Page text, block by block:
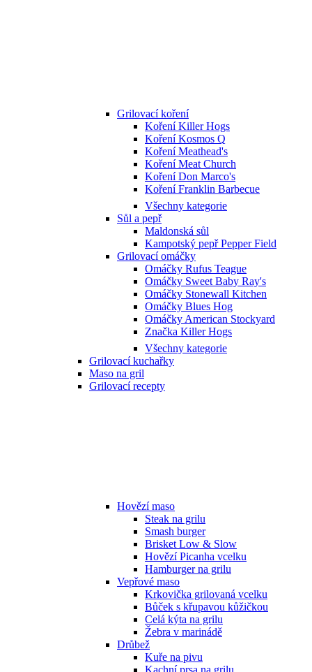
Grilovací koření
Koření Killer Hogs
Koření Kosmos Q
Koření Meathead's
Koření Meat Church
Koření Don Marco's
Koření Franklin Barbecue
Všechny kategorie
Sůl a pepř
Maldonská sůl
Kampotský pepř Pepper Field
Grilovací omáčky
Omáčky Rufus Teague
Omáčky Sweet Baby Ray's
Omáčky Stonewall Kitchen
Omáčky Blues Hog
Omáčky American Stockyard
Značka Killer Hogs
Všechny kategorie
Grilovací kuchařky
Maso na gril
Grilovací recepty
Hovězí maso
Steak na grilu
Smash burger
Brisket Low & Slow
Hovězí Picanha vcelku
Hamburger na grilu
Vepřové maso
Krkovička grilovaná vcelku
Bůček s křupavou kůžičkou
Celá kýta na grilu
Žebra v marinádě
Drůbež
Kuře na pivu
Kachní prsa na grilu